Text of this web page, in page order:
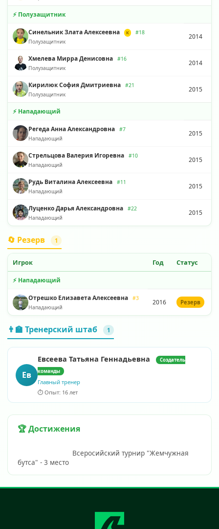
⚡ Полузащитник
Синельник Злата Алексеевна К
#18
Полузащитник
2014
Хмелева Мирра Денисовна
#16
Полузащитник
2014
Кирилюк София Дмитриевна
#21
Полузащитник
2015
⚡ Нападающий
Регеда Анна Александровна
#7
Нападающий
2015
Стрельцова Валерия Игоревна
#10
Нападающий
2015
Рудь Виталина Алексеевна
#11
Нападающий
2015
Луценко Дарья Александровна
#22
Нападающий
2015
🔄 Резерв 1
Игрок Год Статус
⚡ Нападающий
Отрешко Елизавета Алексеевна
#3
Нападающий
2016 Резерв
👨‍🏫 Тренерский штаб 1
Ев
Евсеева Татьяна Геннадьевна
Создатель
команды
Главный тренер
⏱️ Опыт: 16 лет
🏆 Достижения
бутса" - 3 место